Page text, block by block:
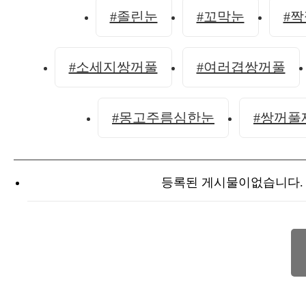
#졸린눈 #꼬막눈 #
#소세지쌍꺼풀 #여러겹쌍꺼풀
#몽고주름심한눈 #쌍꺼풀
등록된 게시물이없습니다.